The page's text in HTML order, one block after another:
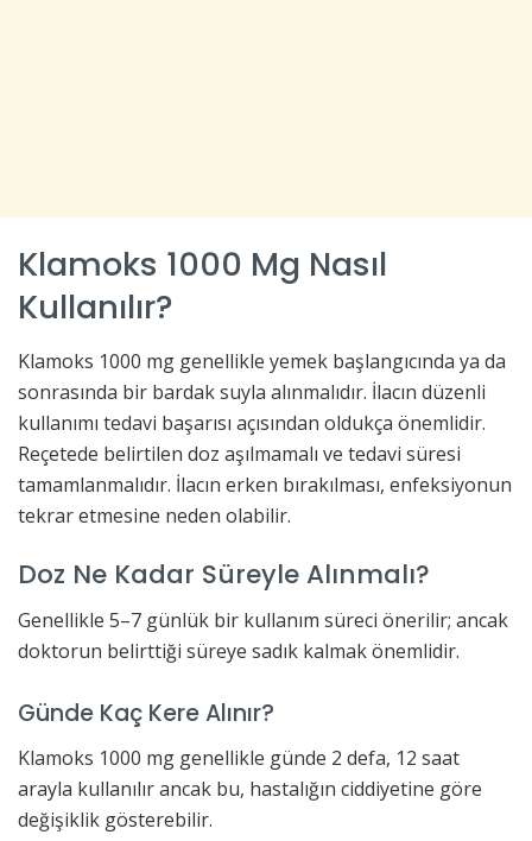
Klamoks 1000 Mg Nasıl
Kullanılır?
Klamoks 1000 mg genellikle yemek başlangıcında ya da
sonrasında bir bardak suyla alınmalıdır. İlacın düzenli
kullanımı tedavi başarısı açısından oldukça önemlidir.
Reçetede belirtilen doz aşılmamalı ve tedavi süresi
tamamlanmalıdır. İlacın erken bırakılması, enfeksiyonun
tekrar etmesine neden olabilir.
Doz Ne Kadar Süreyle Alınmalı?
Genellikle 5–7 günlük bir kullanım süreci önerilir; ancak
doktorun belirttiği süreye sadık kalmak önemlidir.
Günde Kaç Kere Alınır?
Klamoks 1000 mg genellikle günde 2 defa, 12 saat
arayla kullanılır ancak bu, hastalığın ciddiyetine göre
değişiklik gösterebilir.